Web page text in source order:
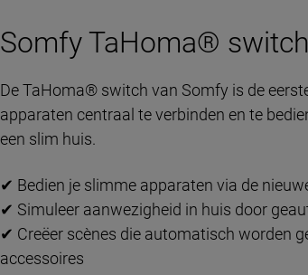
Somfy TaHoma® switch
De TaHoma® switch van Somfy is de
apparaten centraal te verbinden en te
een slim huis.
✔ Bedien je slimme apparaten via de
✔ Simuleer aanwezigheid in huis door
✔ Creëer scènes die automatisch worden
accessoires